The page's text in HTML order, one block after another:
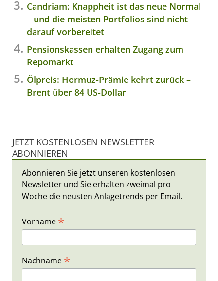
Candriam: Knappheit ist das neue Normal
– und die meisten Portfolios sind nicht
darauf vorbereitet
Pensionskassen erhalten Zugang zum
Repomarkt
Ölpreis: Hormuz-Prämie kehrt zurück –
Brent über 84 US-Dollar
JETZT KOSTENLOSEN NEWSLETTER
ABONNIEREN
Abonnieren Sie jetzt unseren kostenlosen
Newsletter und Sie erhalten zweimal pro
Woche die neusten Anlagetrends per Email.
Vorname *
Nachname *